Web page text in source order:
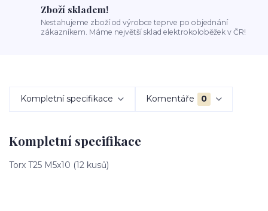
Zboží skladem!
Nestahujeme zboží od výrobce teprve po objednání
zákazníkem. Máme největší sklad elektrokoloběžek v ČR!
Kompletní specifikace Komentáře 0
Kompletní specifikace
Torx T25 M5x10 (12 kusů)